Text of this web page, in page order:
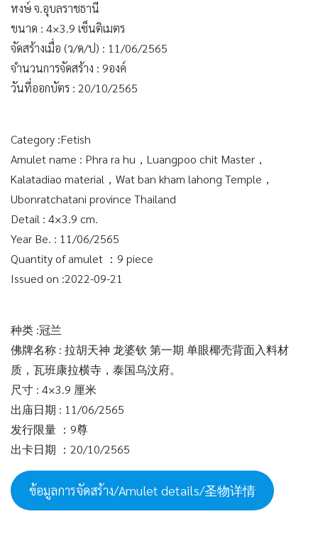
หงษ์ จ.อุบลราชธานี
ขนาด : 4×3.9 เซ็นติเมตร
จัดสร้างเมื่อ (ว/ด/ป) : 11/06/2565
จำนวนการจัดสร้าง : 9องค์
วันที่ออกบัตร : 20/10/2565
Category :Fetish
Amulet name : Phra ra hu，Luangpoo chit Master，
Kalatadiao material，Wat ban kham lahong Temple，
Ubonratchatani province Thailand
Detail : 4×3.9 cm.
Year Be. : 11/06/2565
Quantity of amulet ：9 piece
Issued on :2022-09-21
种类 :冠兰
佛牌名称 : 拉胡天神 龙婆钦 第一期 单眼椰壳背面入料材
质，瓦班康拉横寺，泰国乌汶府。
尺寸 : 4×3.9 厘米
出庙日期 : 11/06/2565
发行限量 ：9尊
出卡日期 ：20/10/2565
ข้อมูลการจัดสร้าง/Amulet details/圣物详情